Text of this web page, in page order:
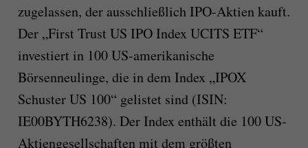
zugelassen, der ausschließlich IPO-Aktien kauft.
Der „First Trust US IPO Index UCITS ETF“
investiert in 100 US-amerikanische
Börsenneulinge, die in dem Index „IPOX
Schuster US 100“ gelistet sind (ISIN:
IE00BYTH6238). Der Index enthält die 100 US-
Aktiengesellschaften mit dem größten